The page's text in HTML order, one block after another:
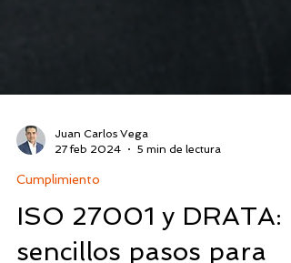
27 feb 2024
Cumplimiento
ISO 27001 y DRATA: 8